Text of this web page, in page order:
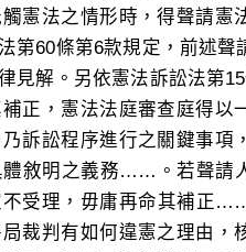
憲法之情形時，得聲請憲
第60條第6款規定，前述聲
見解。另依憲法訴訟法第
正，憲法法庭審查庭得以
訴訟程序進行之關鍵事項
體敘明之義務……。若聲
受理，毋庸再命其補正
裁判有如何違憲之理由，